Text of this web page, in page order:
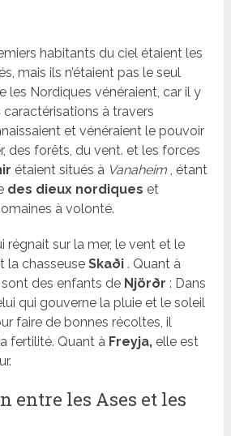
habitants du ciel étaient les
mais ils n’étaient pas le seul
les Nordiques vénéraient, car il y
caractérisations à travers
et vénéraient le pouvoir
des forêts, du vent. et les forces
étaient situés à Vanaheim , étant
des dieux nordiques et
à volonté.
régnait sur la mer, le vent et le
la chasseuseSkaði . Quant à
des enfants de Njörðr : Dans
qui gouverne la pluie et le soleil
faire de bonnes récoltes, il
fertilité. Quant à Freyja, elle est
entre les Ases et les